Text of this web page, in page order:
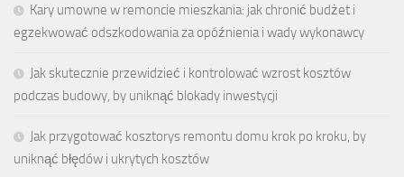
Kary umowne w remoncie mieszkania: jak chronić budżet i
egzekwować odszkodowania za opóźnienia i wady wykonawcy
Jak skutecznie przewidzieć i kontrolować wzrost kosztów
podczas budowy, by uniknąć blokady inwestycji
Jak przygotować kosztorys remontu domu krok po kroku, by
uniknąć błędów i ukrytych kosztów